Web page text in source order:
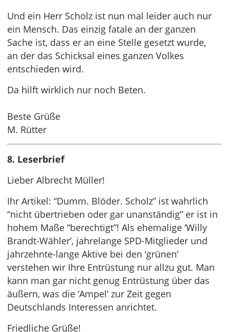
Und ein Herr Scholz ist nun mal leider auch nur
ein Mensch. Das einzig fatale an der ganzen
Sache ist, dass er an eine Stelle gesetzt wurde,
an der das Schicksal eines ganzen Volkes
entschieden wird.
Da hilft wirklich nur noch Beten.
Beste Grüße
M. Rütter
8. Leserbrief
Lieber Albrecht Müller!
Ihr Artikel: “Dumm. Blöder. Scholz” ist wahrlich
“nicht übertrieben oder gar unanständig” er ist in
hohem Maße “berechtigt”! Als ehemalige ‘Willy
Brandt-Wähler’, jahrelange SPD-Mitglieder und
jahrzehnte-lange Aktive bei den ‘grünen’
verstehen wir Ihre Entrüstung nur allzu gut. Man
kann man gar nicht genug Entrüstung über das
äußern, was die ‘Ampel’ zur Zeit gegen
Deutschlands Interessen anrichtet.
Friedliche Grüße!